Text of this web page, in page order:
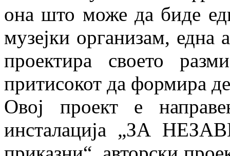
она што може да биде
музејки организам, една
проектира своето
притисокот да формира
Овој проект е
инсталација „ЗА